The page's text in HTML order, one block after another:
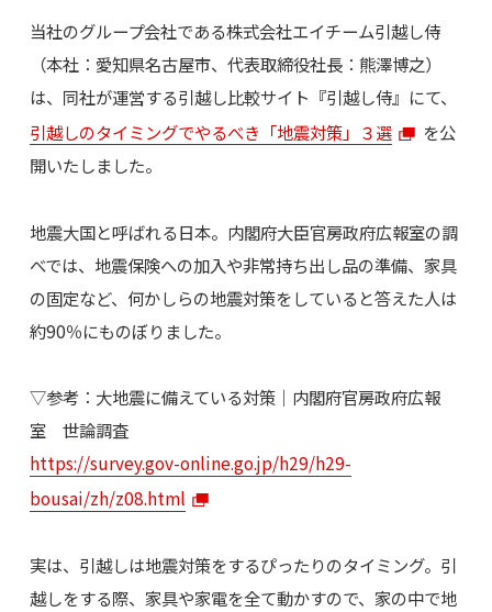
当社のグループ会社である株式会社エイチーム引越し侍
（本社：愛知県名古屋市、代表取締役社長：熊澤博之）
は、同社が運営する引越し比較サイト『引越し侍』にて、
引越しのタイミングでやるべき「地震対策」３選
を公
開いたしました。
地震大国と呼ばれる日本。内閣府大臣官房政府広報室の調
べでは、地震保険への加入や非常持ち出し品の準備、家具
の固定など、何かしらの地震対策をしていると答えた人は
約90％にものぼりました。
▽参考：大地震に備えている対策｜内閣府官房政府広報
室 世論調査
https://survey.gov-online.go.jp/h29/h29-
bousai/zh/z08.html
実は、引越しは地震対策をするぴったりのタイミング。引
越しをする際、家具や家電を全て動かすので、家の中で地